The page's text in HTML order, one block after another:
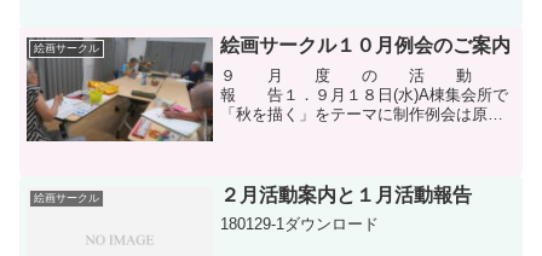
絵画サークル 絵画サークル１０月例会のご案内
９ 月 度 の 活 動
報 告１．９月１８日(水)A棟集会所で
「秋を描く」をテーマに制作例会は原則
D棟集会所ではな...
絵画サークル ２月活動案内と１月活動報告
180129-1ダウンロード